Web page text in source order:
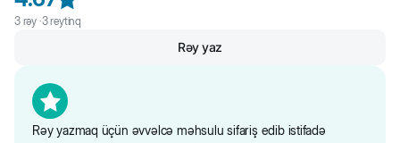
Qida dəyəri: zülallar 27%, yağlar 10%, kül 8%, lif 2%.
Saytdakı maddələr və qida tərkibi barədə məlumat yalnız istinad
olunur.
3rəy ·3reytinq
Rəy yazmaq üçün əvvəlcə məhsulu sifariş edib istifadə
Rəy yaz